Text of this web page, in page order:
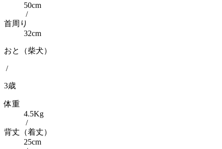
50cm
/
首周り
32cm
おと（柴犬）
/
3歳
体重
4.5Kg
/
背丈（着丈）
25cm